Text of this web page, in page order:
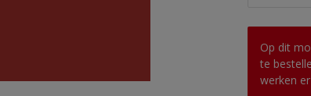
Op dit
te
werken